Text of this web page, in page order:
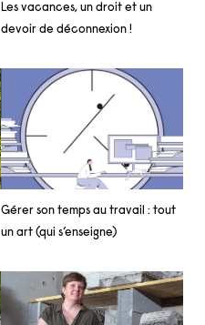
Les vacances, un droit et un
devoir de déconnexion !
Gérer son temps au travail : tout
un art (qui s’enseigne)